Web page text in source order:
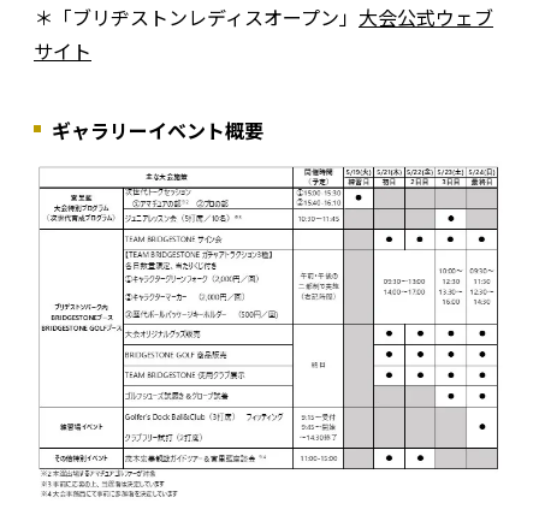
＊「ブリヂストンレディスオープン」 大会公式ウェブ
サイト
ギャラリーイベント概要